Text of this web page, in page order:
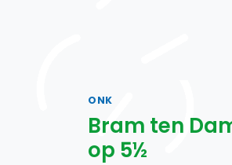
ONK
Bram ten
op 5½